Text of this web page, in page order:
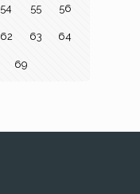
54 55 56
62 63 64
69